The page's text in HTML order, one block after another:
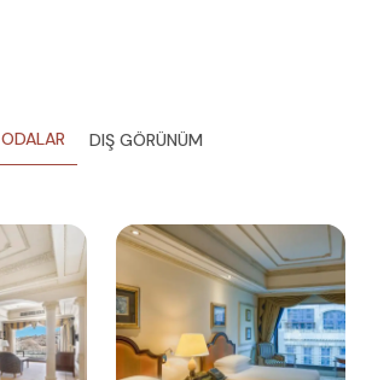
ODALAR DIŞ GÖRÜNÜM